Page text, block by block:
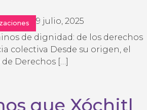
9 julio, 2025
de dignidad: de los derechos
colectiva Desde su origen, el
Derechos […]
que Xóchitl